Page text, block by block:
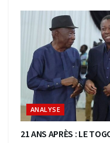
ANALYSE
21 ANS APRÈS : LE